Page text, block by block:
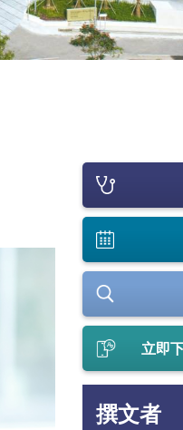
立即
撰文者